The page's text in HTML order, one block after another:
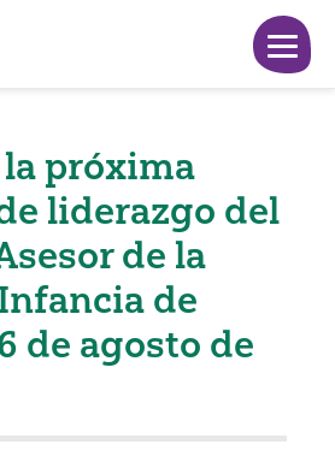
próxima
liderazgo del
de la
de
de agosto de